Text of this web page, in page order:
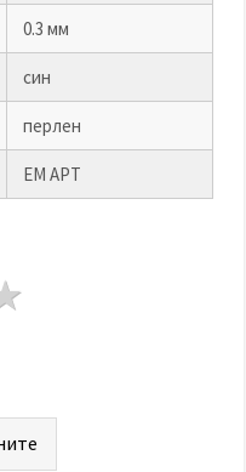
0.3 мм
син
перлен
ЕМ АРТ
звезди